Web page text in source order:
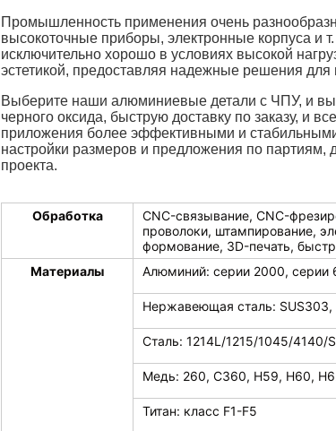
Промышленность применения очень
высокоточные приборы, электронные корпуса и
исключительно хорошо в условиях высокой
эстетикой, предоставляя надежные решения для
Выберите наши алюминиевые детали с ЧПУ, и вы
черного оксида, быструю доставку по заказу,
приложения более эффективными и
настройки размеров и предложения по партиям,
проекта.
Обработка
CNC-связывание, CNC-
проволоки, штампирование,
формование, 3D-печать,
Материалы
Алюминий: серии 2000, серии
Нержавеющая сталь: SUS303,
Сталь: 1214L/1215/1045/4140/
Медь: 260, C360, H59, H60,
Титан: класс F1-F5